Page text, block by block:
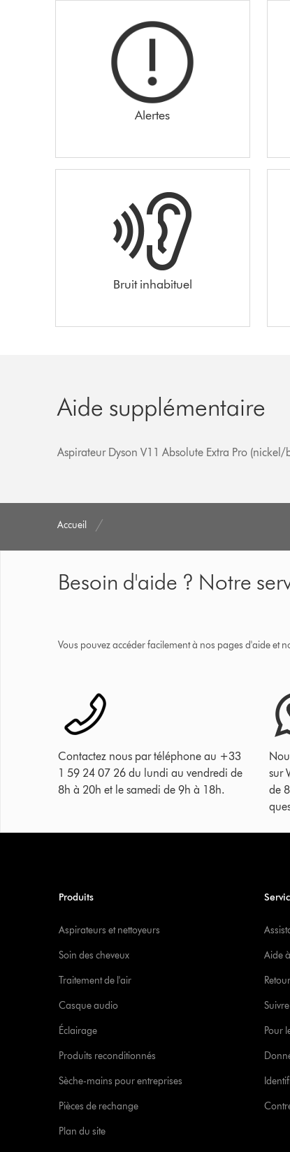
Alertes
Bruit inhabituel
Aide supplémentaire
Aspirateur Dyson V11 Absolute Extra Pro (nickel/
Accueil
Besoin d'aide ? Notre
Vous pouvez accéder facilement à nos pages d'aide et
Contactez nous par téléphone au +33
1 59 24 07 26 du lundi au vendredi de
8h à 20h et le samedi de 9h à 18h.
sur
de
Produits
Aspirateurs et nettoyeurs
Soin des cheveux
Traitement de l'air
Casque audio
Éclairage
Produits reconditionnés
Sèche-mains pour entreprises
Pièces de rechange
Plan du site
Aide
Pour